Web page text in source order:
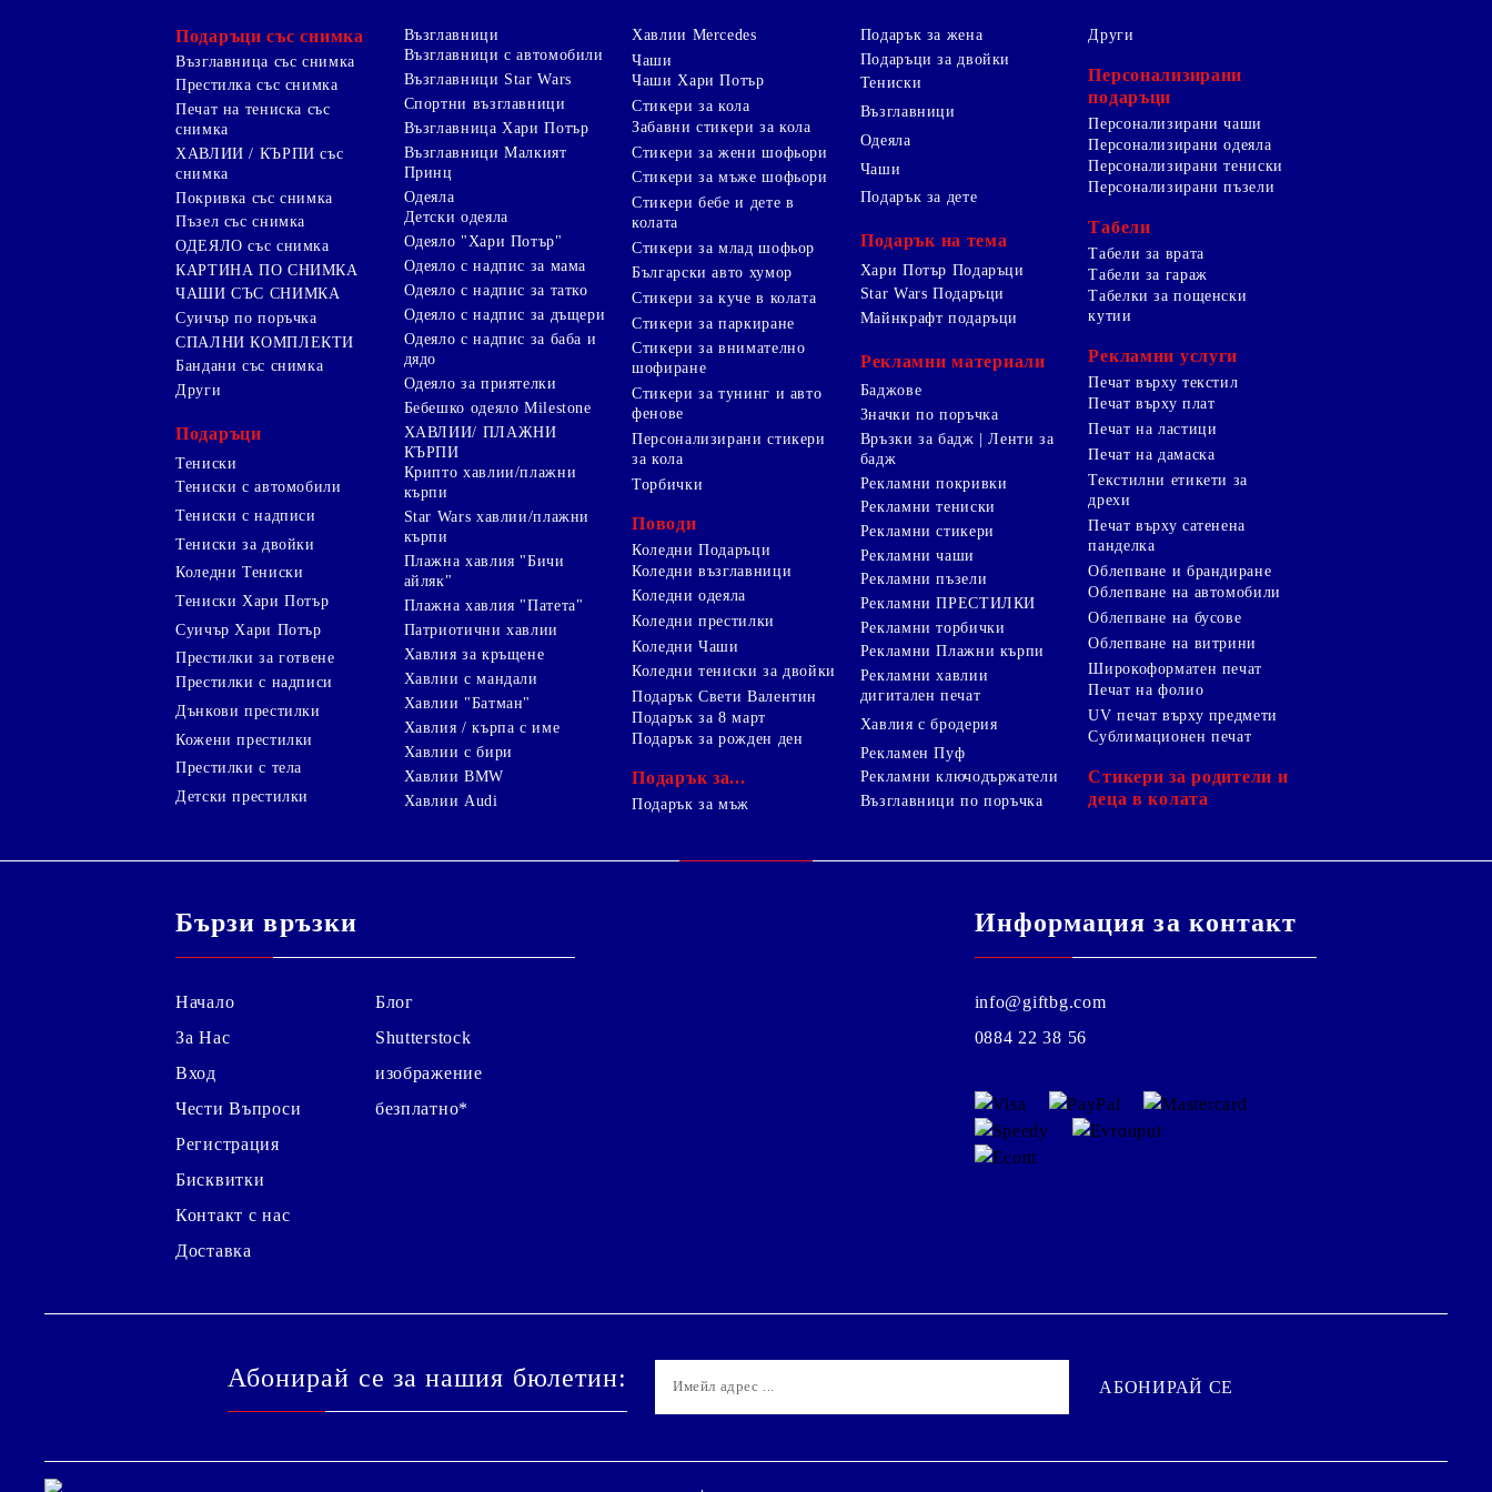
Рекламни хавлии
дигитален печат
Хавлия с бродерия
Възглавници по поръчка
Подаръци със снимка
Възглавница със снимка
Престилка със снимка
Печат на тениска със
снимка
ХАВЛИИ / КЪРПИ със
снимка
Покривка със снимка
Пъзел със снимка
ОДЕЯЛО със снимка
КАРТИНА ПО СНИМКА
ЧАШИ СЪС СНИМКА
Суичър по поръчка
СПАЛНИ КОМПЛЕКТИ
Бандани със снимка
Други
Подаръци
Тениски
Тениски с автомобили
Тениски с надписи
Тениски за двойки
Коледни Тениски
Тениски Хари Потър
Суичър Хари Потър
Престилки за готвене
Престилки с надписи
Дънкови престилки
Кожени престилки
Престилки с тела
Детски престилки
Възглавници
Възглавници с автомобили
Възглавници Star Wars
Спортни възглавници
Възглавница Хари Потър
Възглавници Малкият
Принц
Одеяла
Детски одеяла
Одеяло "Хари Потър"
Одеяло с надпис за мама
Одеяло с надпис за татко
Одеяло с надпис за дъщери
Одеяло с надпис за баба и
дядо
Одеяло за приятелки
Бебешко одеяло Milestone
ХАВЛИИ/ ПЛАЖНИ
КЪРПИ
Крипто хавлии/плажни
кърпи
Star Wars хавлии/плажни
кърпи
Плажна хавлия "Бичи
айляк"
Плажна хавлия "Патета"
Патриотични хавлии
Хавлия за кръщене
Хавлии с мандали
Хавлии "Батман"
Хавлия / кърпа с име
Хавлии с бири
Хавлии BMW
Хавлии Audi
Хавлии Mercedes
Чаши
Чаши Хари Потър
Стикери за кола
Забавни стикери за кола
Стикери за жени шофьори
Стикери за мъже шофьори
Стикери бебе и дете в
колата
Стикери за млад шофьор
Български авто хумор
Стикери за куче в колата
Стикери за паркиране
Стикери за внимателно
шофиране
Стикери за тунинг и авто
фенове
Персонализирани стикери
за кола
Торбички
Поводи
Коледни Подаръци
Коледни възглавници
Коледни одеяла
Коледни престилки
Коледни Чаши
Коледни тениски за двойки
Подарък Свети Валентин
Подарък за 8 март
Подарък за рожден ден
Подарък за...
Подарък за мъж
Подарък за жена
Подаръци за двойки
Тениски
Възглавници
Одеяла
Чаши
Подарък за дете
Подарък на тема
Хари Потър Подаръци
Star Wars Подаръци
Майнкрафт подаръци
Рекламни материали
Баджове
Значки по поръчка
Връзки за бадж | Ленти за
бадж
Рекламни покривки
Рекламни тениски
Рекламни стикери
Рекламни чаши
Рекламни пъзели
Рекламни ПРЕСТИЛКИ
Рекламни торбички
Рекламни Плажни кърпи
Рекламни хавлии
дигитален печат
Хавлия с бродерия
Рекламен Пуф
Рекламни ключодържатели
Възглавници по поръчка
Други
Персонализирани
подаръци
Персонализирани чаши
Персонализирани одеяла
Персонализирани тениски
Персонализирани пъзели
Табели
Табели за врата
Табели за гараж
Табелки за пощенски
кутии
Рекламни услуги
Печат върху текстил
Печат върху плат
Печат на ластици
Печат на дамаска
Текстилни етикети за
дрехи
Печат върху сатенена
панделка
Облепване и брандиране
Облепване на автомобили
Облепване на бусове
Облепване на витрини
Широкоформатен печат
Печат на фолио
UV печат върху предмети
Сублимационен печат
Стикери за родители и
деца в колата
Бързи връзки
Начало
За Нас
Вход
Чести Въпроси
Регистрация
Бисквитки
Контакт с нас
Доставка
Блог
Shutterstock
изображение
безплатно*
Информация за контакт
info@giftbg.com
0884 22 38 56
Абонирай се за нашия бюлетин: